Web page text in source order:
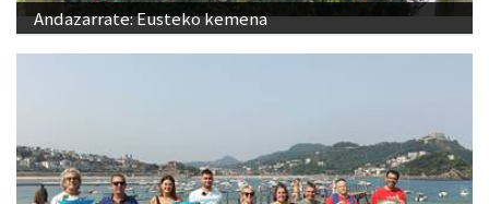
Andazarrate: Eusteko kemena